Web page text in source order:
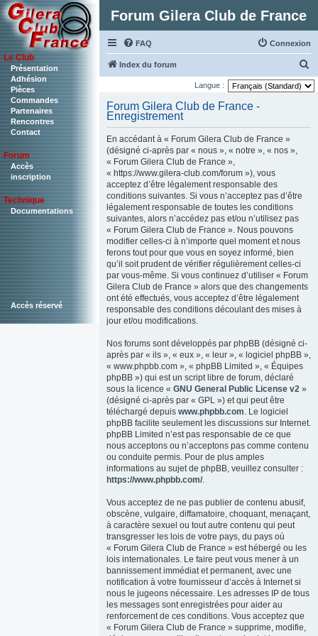
Le Club
Présentation
Adhésion
Pièces
Commandes
Partenaires
Rencontres
Contact
Forum
Accès
inscription
Technique
Documentations
Accès réservé
Forum Gilera Club de France
FAQ Connexion
Index du forum
e
Langue :
Forum Gilera Club de France -
Enregistrement
En accédant à « Forum Gilera Club de France »
(désigné ci-après par « nous », « notre », « nos »,
« Forum Gilera Club de France »,
« https://www.gilera-club.com/forum »), vous
acceptez d’être légalement responsable des
conditions suivantes. Si vous n’acceptez pas d’être
légalement responsable de toutes les conditions
suivantes, alors n’accédez pas et/ou n’utilisez pas
« Forum Gilera Club de France ». Nous pouvons
modifier celles-ci à n’importe quel moment et nous
ferons tout pour que vous en soyez informé, bien
qu’il soit prudent de vérifier régulièrement celles-ci
par vous-même. Si vous continuez d’utiliser « Forum
Gilera Club de France » alors que des changements
ont été effectués, vous acceptez d’être légalement
responsable des conditions découlant des mises à
jour et/ou modifications.
Nos forums sont développés par phpBB (désigné ci-
après par « ils », « eux », « leur », « logiciel phpBB »,
« www.phpbb.com », « phpBB Limited », « Équipes
phpBB ») qui est un script libre de forum, déclaré
sous la licence « GNU General Public License v2 »
(désigné ci-après par « GPL ») et qui peut être
téléchargé depuis www.phpbb.com. Le logiciel
phpBB facilite seulement les discussions sur Internet.
phpBB Limited n’est pas responsable de ce que
nous acceptons ou n’acceptons pas comme contenu
ou conduite permis. Pour de plus amples
informations au sujet de phpBB, veuillez consulter :
https://www.phpbb.com/.
Vous acceptez de ne pas publier de contenu abusif,
obscène, vulgaire, diffamatoire, choquant, menaçant,
à caractère sexuel ou tout autre contenu qui peut
transgresser les lois de votre pays, du pays où
« Forum Gilera Club de France » est hébergé ou les
lois internationales. Le faire peut vous mener à un
bannissement immédiat et permanent, avec une
notification à votre fournisseur d’accès à Internet si
nous le jugeons nécessaire. Les adresses IP de tous
les messages sont enregistrées pour aider au
renforcement de ces conditions. Vous acceptez que
« Forum Gilera Club de France » supprime, modifie,